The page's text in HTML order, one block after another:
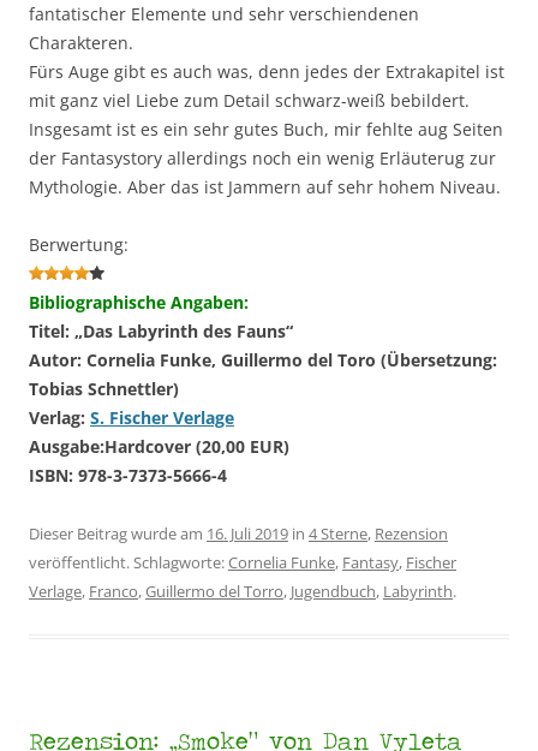
fantatischer Elemente und sehr verschiendenen
Charakteren.
Fürs Auge gibt es auch was, denn jedes der Extrakapitel ist
mit ganz viel Liebe zum Detail schwarz-weiß bebildert.
Insgesamt ist es ein sehr gutes Buch, mir fehlte aug Seiten
der Fantasystory allerdings noch ein wenig Erläuterug zur
Mythologie. Aber das ist Jammern auf sehr hohem Niveau.
Berwertung:
Bibliographische Angaben:
Titel: „Das Labyrinth des Fauns“
Autor: Cornelia Funke, Guillermo del Toro (Übersetzung:
Tobias Schnettler)
Verlag: S. Fischer Verlage
Ausgabe:Hardcover (20,00 EUR)
ISBN: 978-3-7373-5666-4
Dieser Beitrag wurde am 16. Juli 2019 in 4 Sterne, Rezension
veröffentlicht. Schlagworte:Cornelia Funke, Fantasy, Fischer
Verlage, Franco,Guillermo del Torro, Jugendbuch, Labyrinth.
Rezension: „Smoke“ von Dan Vyleta